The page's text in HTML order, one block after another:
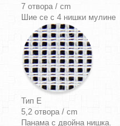
7 отвора / cm
Шие се с 4 нишки мулине
Тип E
5,2 отвора / cm
Панама с двойна нишка.